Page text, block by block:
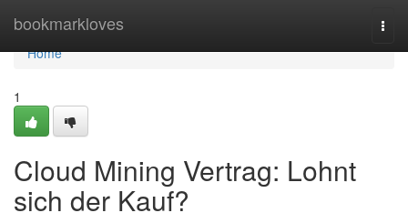
bookmarkloves
Home
Home
1
Cloud Mining Vertrag: Lohnt
sich der Kauf?